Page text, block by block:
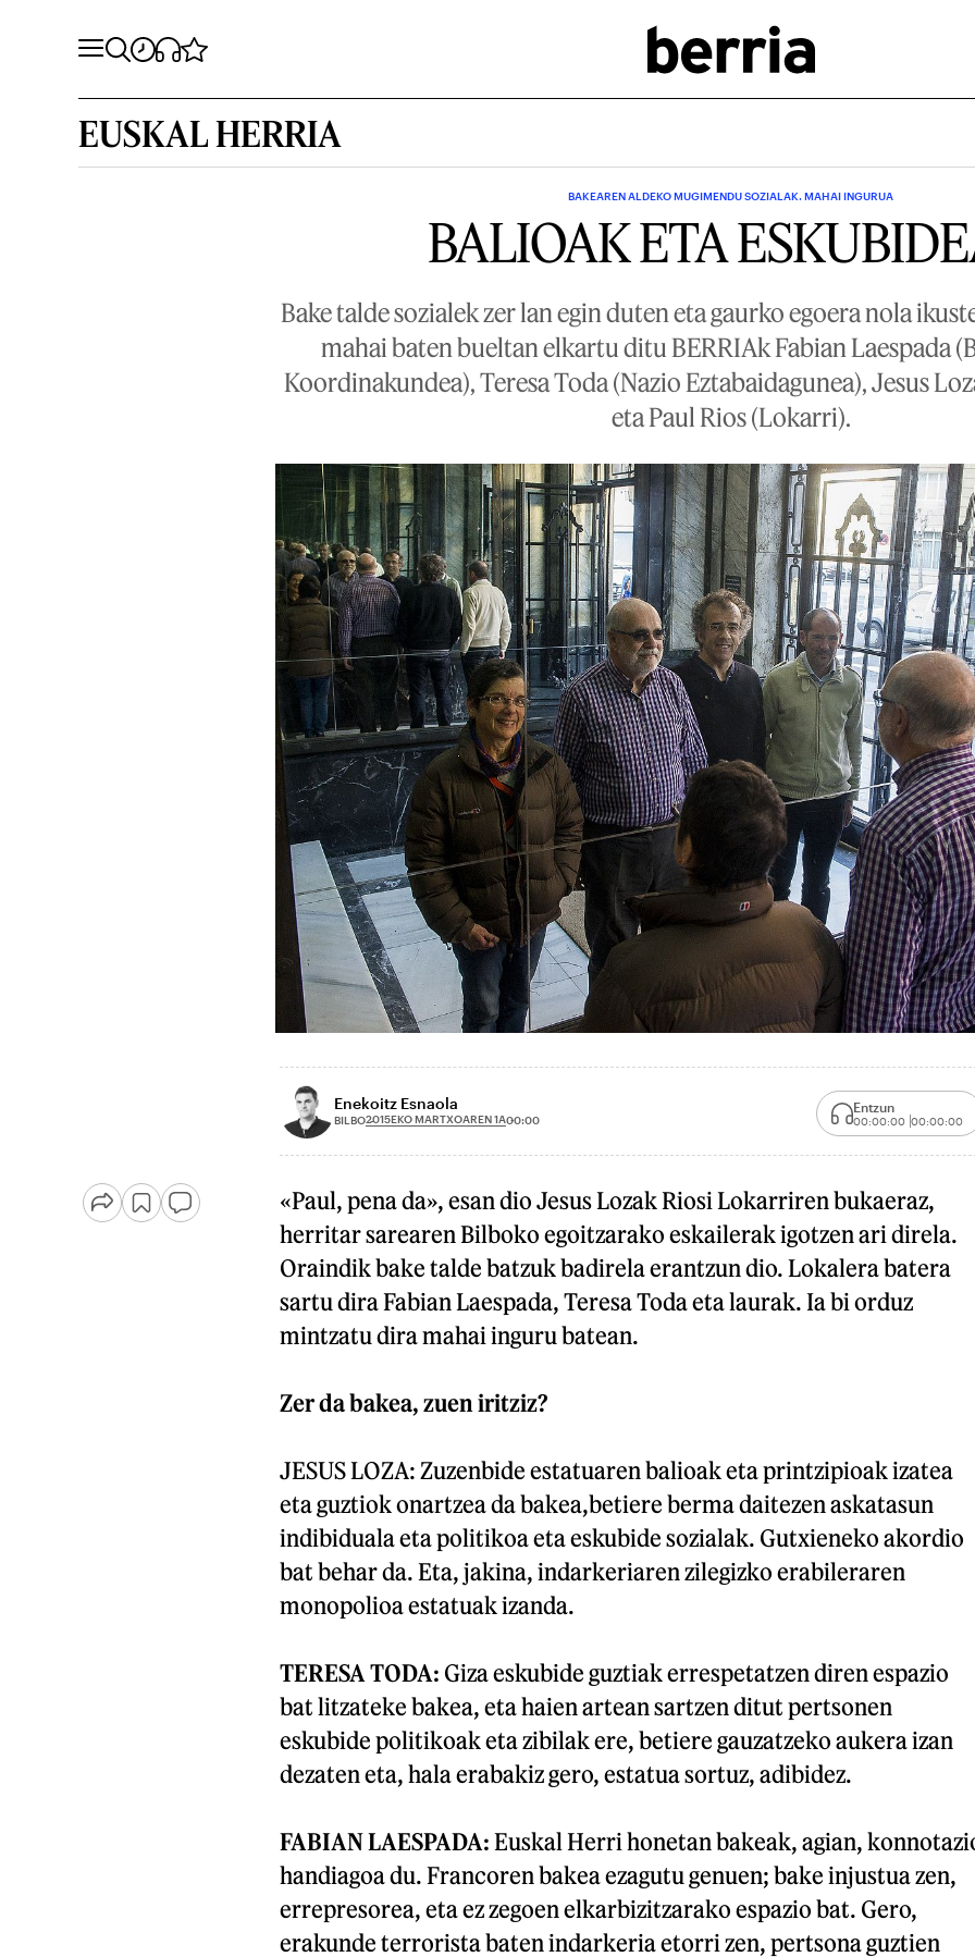
EUSKAL HERRIA
BAKEAREN ALDEKO MUGIMENDU SOZIALAK. MAHAI INGURUA
BALIOAK ETA
Bake talde sozialek zer lan egin duten eta gaurko egoera nola
mahai baten bueltan elkartu ditu BERRIAk Fabian Laespada
Koordinakundea), Teresa Toda (Nazio Eztabaidagunea), Jesus
eta Paul Rios (Lokarri).
Enekoitz Esnaola
BILBO2015EKO MARTXOAREN 1A00:00
Entzun
00:00:00 00:00:00
«Paul, pena da», esan dio Jesus Lozak Riosi Lokarriren bukaeraz,
herritar sarearen Bilboko egoitzarako eskailerak igotzen ari direla.
Oraindik bake talde batzuk badirela erantzun dio. Lokalera batera
sartu dira Fabian Laespada, Teresa Toda eta laurak. Ia bi orduz
mintzatu dira mahai inguru batean.
Zer da bakea, zuen iritziz?
JESUS LOZA: Zuzenbide estatuaren balioak eta printzipioak izatea
eta guztiok onartzea da bakea,betiere berma daitezen askatasun
indibiduala eta politikoa eta eskubide sozialak. Gutxieneko akordio
bat behar da. Eta, jakina, indarkeriaren zilegizko erabileraren
monopolioa estatuak izanda.
TERESA TODA: Giza eskubide guztiak errespetatzen diren espazio
bat litzateke bakea, eta haien artean sartzen ditut pertsonen
eskubide politikoak eta zibilak ere, betiere gauzatzeko aukera izan
dezaten eta, hala erabakiz gero, estatua sortuz, adibidez.
FABIAN LAESPADA: Euskal Herri honetan bakeak, agian,
handiagoa du. Francoren bakea ezagutu genuen; bake injustua zen,
errepresorea, eta ez zegoen elkarbizitzarako espazio bat. Gero,
erakunde terrorista baten indarkeria etorri zen, pertsona guztien